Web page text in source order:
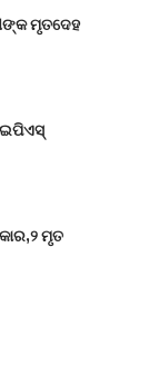
ମୃତଦେହ
ମୃତ